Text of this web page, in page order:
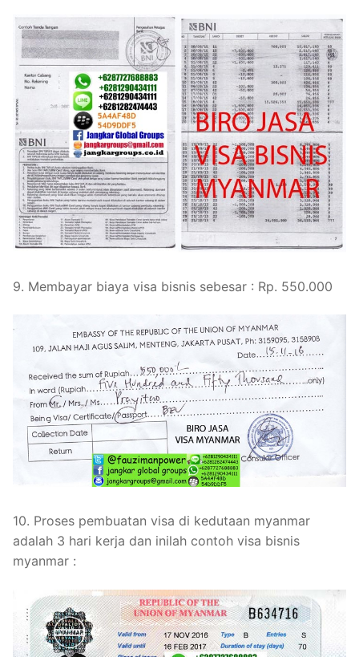
9. Membayar biaya visa bisnis sebesar : Rp. 550.000
10. Proses pembuatan visa di kedutaan myanmar
adalah 3 hari kerja dan inilah contoh visa bisnis
myanmar :